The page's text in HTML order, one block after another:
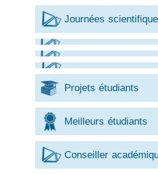
Journées
Projets étudiants
Meilleurs étudiants
Conseiller